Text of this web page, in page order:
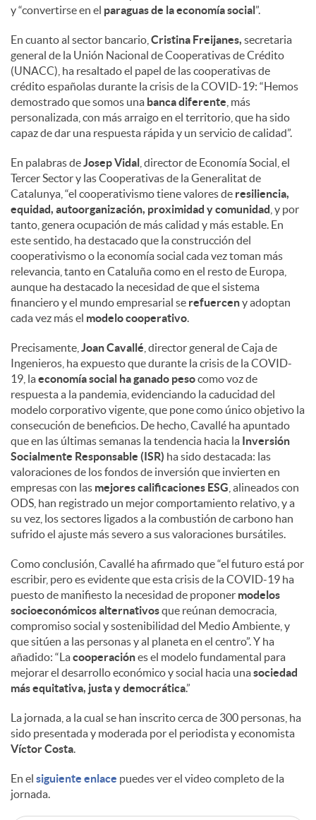
y “convertirse en el paraguas de la economía social”.
En cuanto al sector bancario, Cristina Freijanes, secretaria
general de la Unión Nacional de Cooperativas de Crédito
(UNACC), ha resaltado el papel de las cooperativas de
crédito españolas durante la crisis de la COVID-19: “Hemos
demostrado que somos una banca diferente , más
personalizada, con más arraigo en el territorio, que ha sido
capaz de dar una respuesta rápida y un servicio de calidad”.
En palabras deJosep Vidal , director de Economía Social, el
Tercer Sector y las Cooperativas de la Generalitat de
Catalunya, “el cooperativismo tiene valores de resiliencia,
equidad, autoorganización, proximidad y comunidad , y por
tanto, genera ocupación de más calidad y más estable. En
este sentido, ha destacado que la construcción del
cooperativismo o la economía social cada vez toman más
relevancia, tanto en Cataluña como en el resto de Europa,
aunque ha destacado la necesidad de que el sistema
financiero y el mundo empresarial se refuerceny adoptan
cada vez más el modelo cooperativo.
Precisamente, Joan Cavallé , director general de Caja de
Ingenieros, ha expuesto que durante la crisis de la COVID-
19, laeconomía social ha ganado pesocomo voz de
respuesta a la pandemia, evidenciando la caducidad del
modelo corporativo vigente, que pone como único objetivo la
consecución de beneficios. De hecho, Cavallé ha apuntado
que en las últimas semanas la tendencia hacia la Inversión
Socialmente Responsable (ISR) ha sido destacada: las
valoraciones de los fondos de inversión que invierten en
empresas con las mejores calificaciones ESG , alineados con
ODS, han registrado un mejor comportamiento relativo, y a
su vez, los sectores ligados a la combustión de carbono han
sufrido el ajuste más severo a sus valoraciones bursátiles.
Como conclusión, Cavallé ha afirmado que “el futuro está por
escribir, pero es evidente que esta crisis de la COVID-19 ha
puesto de manifiesto la necesidad de proponer modelos
socioeconómicos alternativosque reúnan democracia,
compromiso social y sostenibilidad del Medio Ambiente, y
que sitúen a las personas y al planeta en el centro”. Y ha
añadido: “Lacooperaciónes el modelo fundamental para
mejorar el desarrollo económico y social hacia unasociedad
más equitativa, justa y democrática.”
La jornada, a la cual se han inscrito cerca de 300 personas, ha
sido presentada y moderada por el periodista y economista
Víctor Costa.
En el siguiente enlace puedes ver el video completo de la
jornada.